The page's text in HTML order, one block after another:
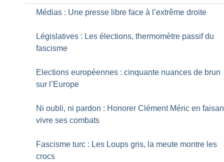
Médias : Une presse libre face à l’extrême droite
Législatives : Les élections, thermomètre passif du
fascisme
Elections européennes : cinquante nuances de brun
sur l’Europe
Ni oubli, ni pardon : Honorer Clément Méric en
vivre ses combats
Fascisme turc : Les Loups gris, la meute montre les
crocs